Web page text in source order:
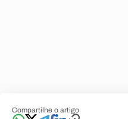
Compartilhe o artigo